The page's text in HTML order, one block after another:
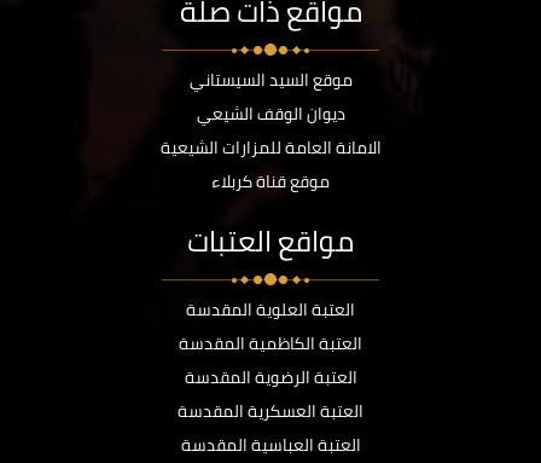
مواقع ذات صلة
موقع السيد السيستاني
ديوان الوقف الشيعي
الامانة العامة للمزارات الشيعية
موقع قناة كربلاء
مواقع العتبات
العتبة العلوية المقدسة
العتبة الكاظمية المقدسة
العتبة الرضوية المقدسة
العتبة العسكرية المقدسة
العتبة العباسية المقدسة